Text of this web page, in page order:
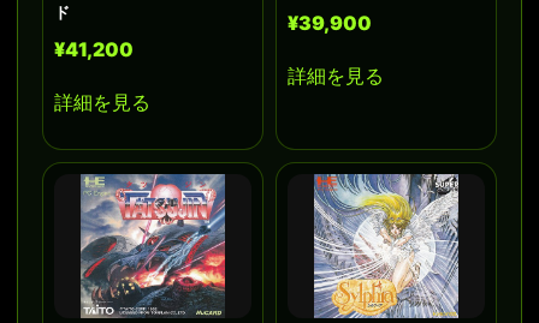
ド
¥41,200
詳細を見る
¥39,900
詳細を見る